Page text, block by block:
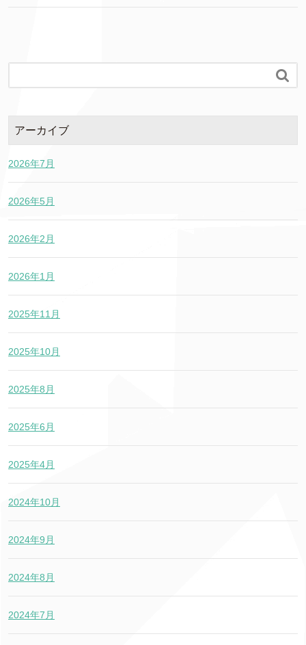

アーカイブ
2026年7月
2026年5月
2026年2月
2026年1月
2025年11月
2025年10月
2025年8月
2025年6月
2025年4月
2024年10月
2024年9月
2024年8月
2024年7月